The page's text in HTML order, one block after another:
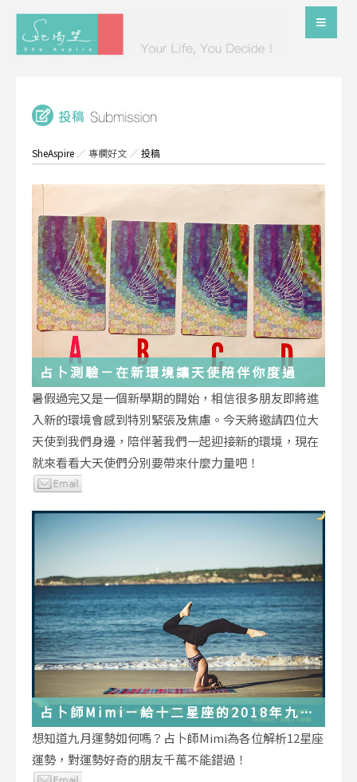
SheAspire ／專欄好文 ／投稿
占卜測驗－在新環境讓天使陪伴你度過
暑假過完又是一個新學期的開始，相信很多朋友即將進
入新的環境會感到特別緊張及焦慮。今天將邀請四位大
天使到我們身邊，陪伴著我們一起迎接新的環境，現在
就來看看大天使們分別要帶來什麼力量吧！
占卜師Mimi－給十二星座的2018年九月
運勢小叮嚀
想知道九月運勢如何嗎？占卜師Mimi為各位解析12星座
運勢，對運勢好奇的朋友千萬不能錯過！